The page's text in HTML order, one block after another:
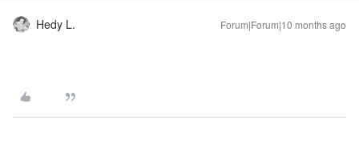
Hedy L. Forum|Forum|10 months ago